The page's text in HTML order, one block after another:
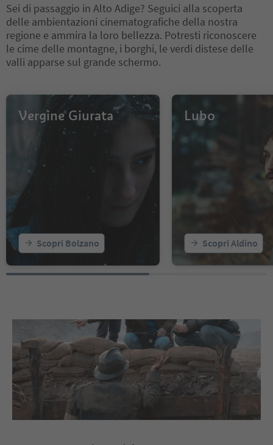
Sei di passaggio in Alto Adige? Seguici alla scoperta
delle ambientazioni cinematografiche della nostra
regione e ammira la loro bellezza. Potresti riconoscere
le cime delle montagne, i borghi, le verdi distese delle
valli apparse sul grande schermo.
Vergine Giurata
Scopri Bolzano
Lubo
Scopri Aldino